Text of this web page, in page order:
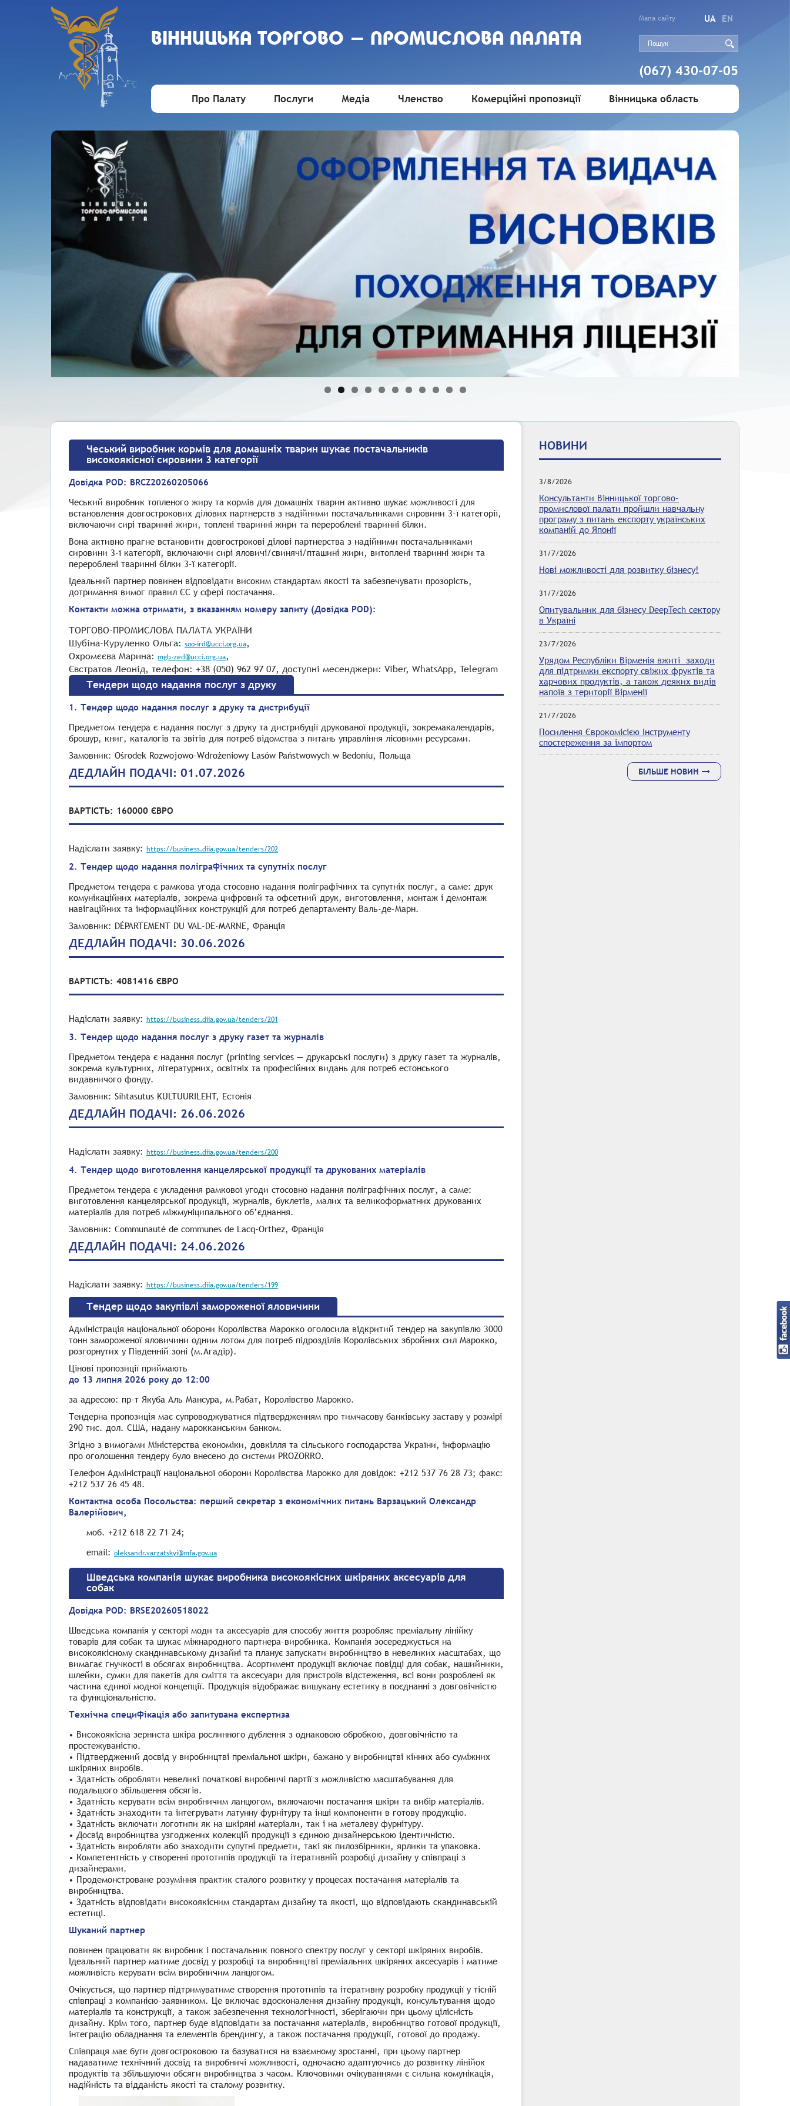
ВIННИЦЬКА ТОРГОВО - ПРОМИСЛОВА ПАЛАТА
Мапа сайту UA EN
(067) 430-07-05
Про Палату Послуги Медіа Членство Комерційні пропозиції Вінницька область
НОВИНИ
3/8/2026
Консультанти Вінницької торгово-
промислової палати пройшли навчальну
програму з питань експорту українських
компаній до Японії
31/7/2026
Нові можливості для розвитку бізнесу!
31/7/2026
Опитувальник для бізнесу DeepTech сектору
в Україні
23/7/2026
Урядом Республіки Вірменія вжиті заходи
для підтримки експорту свіжих фруктів та
харчових продуктів, а також деяких видів
напоїв з території Вірменії
21/7/2026
Посилення Єврокомісією Інструменту
спостереження за імпортом
БІЛЬШЕ НОВИН
Чеський виробник кормів для домашніх тварин шукає постачальників
високоякісної сировини 3 категорії
Довідка POD: BRCZ20260205066
Чеський виробник топленого жиру та кормів для домашніх тварин активно шукає можливості для
встановлення довгострокових ділових партнерств з надійними постачальниками сировини 3-ї категорії,
включаючи сирі тваринні жири, топлені тваринні жири та перероблені тваринні білки.
Вона активно прагне встановити довгострокові ділові партнерства з надійними постачальниками
сировини 3-ї категорії, включаючи сирі яловичі/свинячі/пташині жири, витоплені тваринні жири та
перероблені тваринні білки 3-ї категорії.
Ідеальний партнер повинен відповідати високим стандартам якості та забезпечувати прозорість,
дотримання вимог правил ЄС у сфері постачання.
Контакти можна отримати, з вказанням номеру запиту (Довідка POD):
ТОРГОВО-ПРОМИСЛОВА ПАЛАТА УКРАЇНИ
Шубіна-Куруленко Ольга: soo-ird@ucci.org.ua,
Охромєєва Марина: mgb-zed@ucci.org.ua,
Євстратов Леонід, телефон: +38 (050) 962 97 07, доступні месенджери: Viber, WhatsApp, Telegram
Тендери щодо надання послуг з друку
1. Тендер щодо надання послуг з друку та дистрибуції
Предметом тендера є надання послуг з друку та дистрибуції друкованої продукції, зокремакалендарів,
брошур, книг, каталогів та звітів для потреб відомства з питань управління лісовими ресурсами.
Замовник: Ośrodek Rozwojowo-Wdrożeniowy Lasów Państwowych w Bedoniu, Польща
ДЕДЛАЙН ПОДАЧІ: 01.07.2026
ВАРТІСТЬ: 160000 ЄВРО
Надіслати заявку: https://business.diia.gov.ua/tenders/202
2. Тендер щодо надання поліграфічних та супутніх послуг
Предметом тендера є рамкова угода стосовно надання поліграфічних та супутніх послуг, а саме: друк
комунікаційних матеріалів, зокрема цифровий та офсетний друк, виготовлення, монтаж і демонтаж
навігаційних та інформаційних конструкцій для потреб департаменту Валь-де-Марн.
Замовник: DÉPARTEMENT DU VAL-DE-MARNE, Франція
ДЕДЛАЙН ПОДАЧІ: 30.06.2026
ВАРТІСТЬ: 4081416 ЄВРО
Надіслати заявку: https://business.diia.gov.ua/tenders/201
3. Тендер щодо надання послуг з друку газет та журналів
Предметом тендера є надання послуг (printing services — друкарські послуги) з друку газет та журналів,
зокрема культурних, літературних, освітніх та професійних видань для потреб естонського
видавничого фонду.
Замовник: Sihtasutus KULTUURILEHT, Естонія
ДЕДЛАЙН ПОДАЧІ: 26.06.2026
Надіслати заявку: https://business.diia.gov.ua/tenders/200
4. Тендер щодо виготовлення канцелярської продукції та друкованих матеріалів
Предметом тендера є укладення рамкової угоди стосовно надання поліграфічних послуг, а саме:
виготовлення канцелярської продукції, журналів, буклетів, малих та великоформатних друкованих
матеріалів для потреб міжмуніципального об’єднання.
Замовник: Communauté de communes de Lacq-Orthez, Франція
ДЕДЛАЙН ПОДАЧІ: 24.06.2026
Надіслати заявку: https://business.diia.gov.ua/tenders/199
Тендер щодо закупівлі замороженої яловичини
Адміністрація національної оборони Королівства Марокко оголосила відкритий тендер на закупівлю 3000
тонн замороженої яловичини одним лотом для потреб підрозділів Королівських збройних сил Марокко,
розгорнутих у Південній зоні (м.Агадір).
Цінові пропозиції приймають
до 13 липня 2026 року до 12:00
за адресою: пр-т Якуба Аль Мансура, м.Рабат, Королівство Марокко.
Тендерна пропозиція має супроводжуватися підтвердженням про тимчасову банківську заставу у розмірі
290 тис. дол. США, надану марокканським банком.
Згідно з вимогами Міністерства економіки, довкілля та сільського господарства України, інформацію
про оголошення тендеру було внесено до системи PROZORRO.
Телефон Адміністрації національної оборони Королівства Марокко для довідок: +212 537 76 28 73; факс:
+212 537 26 45 48.
Контактна особа Посольства: перший секретар з економічних питань Варзацький Олександр
Валерійович,
моб. +212 618 22 71 24;
email: oleksandr.varzatskyi@mfa.gov.ua
Шведська компанія шукає виробника високоякісних шкіряних аксесуарів для
собак
Довідка POD: BRSE20260518022
Шведська компанія у секторі моди та аксесуарів для способу життя розробляє преміальну лінійку
товарів для собак та шукає міжнародного партнера-виробника. Компанія зосереджується на
високоякісному скандинавському дизайні та планує запускати виробництво в невеликих масштабах, що
вимагає гнучкості в обсягах виробництва. Асортимент продукції включає повідці для собак, нашийники,
шлейки, сумки для пакетів для сміття та аксесуари для пристроїв відстеження, всі вони розроблені як
частина єдиної модної концепції. Продукція відображає вишукану естетику в поєднанні з довговічністю
та функціональністю.
Технічна специфікація або запитувана експертиза
• Високоякісна зерниста шкіра рослинного дублення з однаковою обробкою, довговічністю та
простежуваністю.
• Підтверджений досвід у виробництві преміальної шкіри, бажано у виробництві кінних або суміжних
шкіряних виробів.
• Здатність обробляти невеликі початкові виробничі партії з можливістю масштабування для
подальшого збільшення обсягів.
• Здатність керувати всім виробничим ланцюгом, включаючи постачання шкіри та вибір матеріалів.
• Здатність знаходити та інтегрувати латунну фурнітуру та інші компоненти в готову продукцію.
• Здатність включати логотипи як на шкіряні матеріали, так і на металеву фурнітуру.
• Досвід виробництва узгоджених колекцій продукції з єдиною дизайнерською ідентичністю.
• Здатність виробляти або знаходити супутні предмети, такі як пилозбірники, ярлики та упаковка.
• Компетентність у створенні прототипів продукції та ітеративній розробці дизайну у співпраці з
дизайнерами.
• Продемонстроване розуміння практик сталого розвитку у процесах постачання матеріалів та
виробництва.
• Здатність відповідати високоякісним стандартам дизайну та якості, що відповідають скандинавській
естетиці.
Шуканий партнер
повинен працювати як виробник і постачальник повного спектру послуг у секторі шкіряних виробів.
Ідеальний партнер матиме досвід у розробці та виробництві преміальних шкіряних аксесуарів і матиме
можливість керувати всім виробничим ланцюгом.
Очікується, що партнер підтримуватиме створення прототипів та ітеративну розробку продукції у тісній
співпраці з компанією-заявником. Це включає вдосконалення дизайну продукції, консультування щодо
матеріалів та конструкції, а також забезпечення технологічності, зберігаючи при цьому цілісність
дизайну. Крім того, партнер буде відповідати за постачання матеріалів, виробництво готової продукції,
інтеграцію обладнання та елементів брендингу, а також постачання продукції, готової до продажу.
Співпраця має бути довгостроковою та базуватися на взаємному зростанні, при цьому партнер
надаватиме технічний досвід та виробничі можливості, одночасно адаптуючись до розвитку лінійок
продуктів та збільшуючи обсяги виробництва з часом. Ключовими очікуваннями є сильна комунікація,
надійність та відданість якості та сталому розвитку.